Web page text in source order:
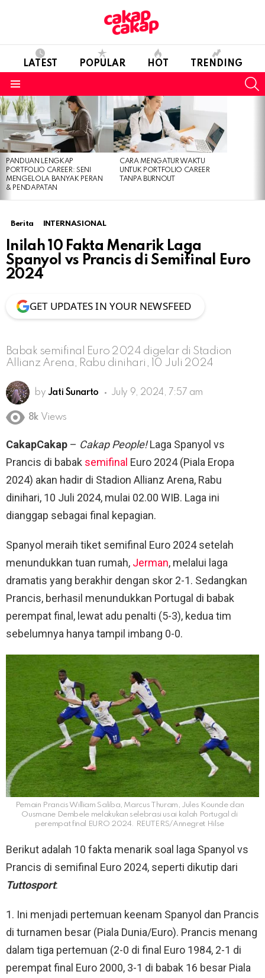
LATEST POPULAR HOT TRENDING
LATEST
STORIES
PANDUAN LENGKAP
PORTFOLIO CAREER: SENI
MENGELOLA BANYAK PERAN
& PENDAPATAN
CARA MENGATUR WAKTU
UNTUK PORTFOLIO CAREER
TANPA BURNOUT
Berita INTERNASIONAL
Inilah 10 Fakta Menarik Laga
Spanyol vs Prancis di Semifinal Euro
2024
GET UPDATES IN YOUR NEWSFEED
Babak semifinal Euro 2024 digelar di Stadion
Allianz Arena, Rabu dinihari, 10 Juli 2024
by Jati Sunarto July 9, 2024, 7:57 am
8k Views
CakapCakap – Cakap People!Laga Spanyol vs
Prancis di babak semifinal Euro 2024 (Piala Eropa
2024) akan hadir di Stadion Allianz Arena, Rabu
dinihari, 10 Juli 2024, mulai 02.00 WIB. Laga ini
dianggap sebagai final kepagian.
Spanyol meraih tiket semifinal Euro 2024 setelah
menundukkan tuan rumah, Jerman, melalui laga
dramatis yang berakhir dengan skor 2-1. Sedangkan
Prancis, berhasil menundukkan Portugal di babak
perempat final, lewat adu penalti (5-3), kedua tim
sebelumnya hanya tampil imbang 0-0.
Pemain Prancis William Saliba, Marcus Thuram, Jules Kounde dan
Ousmane Dembele melakukan selebrasi usai kalah Portugal di
perempat final EURO 2024. REUTERS/Annegret Hilse
Berikut adalah 10 fakta menarik soal laga Spanyol vs
Prancis di semifinal Euro 2024, seperti dikutip dari
Tuttosport:
1. Ini menjadi pertemuan keenam Spanyol dan Prancis
di turnamen besar (Piala Dunia/Euro). Prancis menang
dalam tiga pertemuan (2-0 di final Euro 1984, 2-1 di
perempat final Euro 2000, 3-1 di babak 16 besar Piala